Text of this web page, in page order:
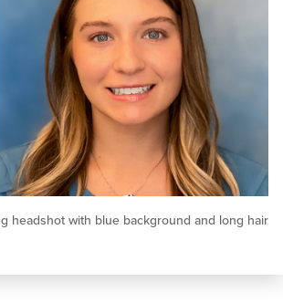
smiling headshot with blue background and